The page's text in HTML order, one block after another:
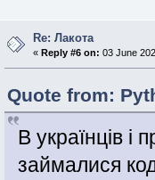
Re: Лакота
«Reply #6 on: 03 June
Quote from:
В українців і
займалися